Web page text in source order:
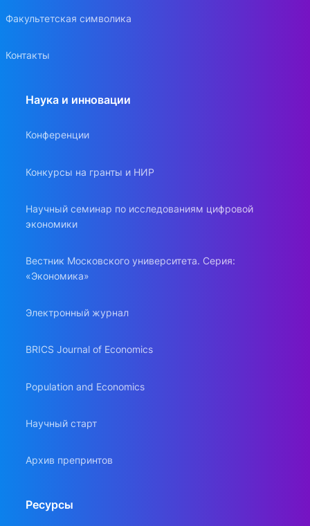
Факультетская символика
Контакты
Наука и инновации
Конференции
Конкурсы на гранты и НИР
Научный семинар по исследованиям цифровой
экономики
Вестник Московского университета. Серия:
«Экономика»
Электронный журнал
BRICS Journal of Economics
Population and Economics
Научный старт
Архив препринтов
Ресурсы